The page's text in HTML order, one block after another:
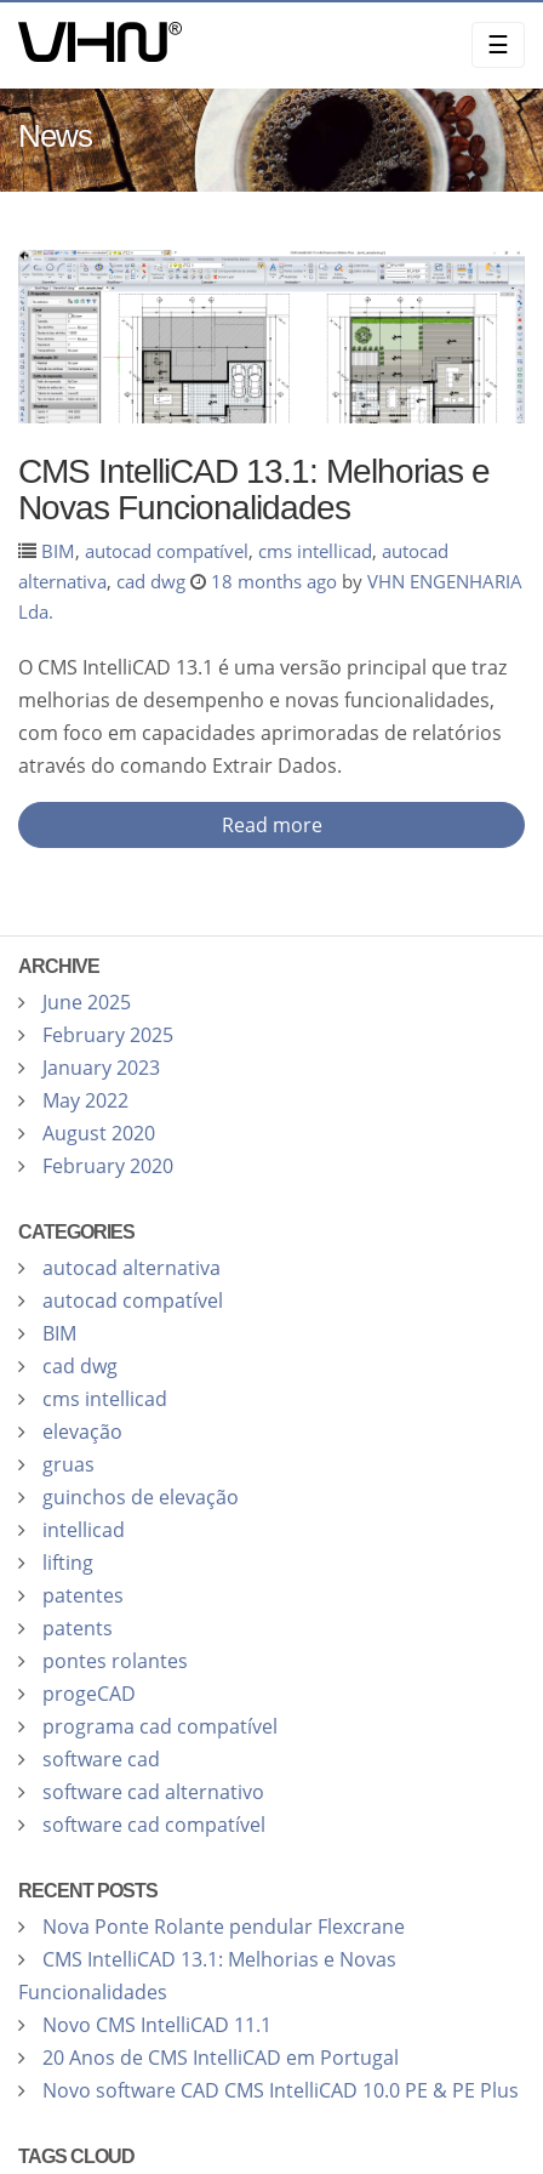
☰
News
CMS IntelliCAD 13.1: Melhorias e
Novas Funcionalidades
BIM, autocad compatível, cms intellicad, autocad
alternativa, cad dwg 18 months ago by VHN ENGENHARIA
Lda.
O CMS IntelliCAD 13.1 é uma versão principal que traz
melhorias de desempenho e novas funcionalidades,
com foco em capacidades aprimoradas de relatórios
através do comando Extrair Dados.
Read more
ARCHIVE
June 2025
February 2025
January 2023
May 2022
August 2020
February 2020
CATEGORIES
autocad alternativa
autocad compatível
BIM
cad dwg
cms intellicad
elevação
gruas
guinchos de elevação
intellicad
lifting
patentes
patents
pontes rolantes
progeCAD
programa cad compatível
software cad
software cad alternativo
software cad compatível
RECENT POSTS
Nova Ponte Rolante pendular Flexcrane
CMS IntelliCAD 13.1: Melhorias e Novas
Funcionalidades
Novo CMS IntelliCAD 11.1
20 Anos de CMS IntelliCAD em Portugal
Novo software CAD CMS IntelliCAD 10.0 PE & PE Plus
TAGS CLOUD